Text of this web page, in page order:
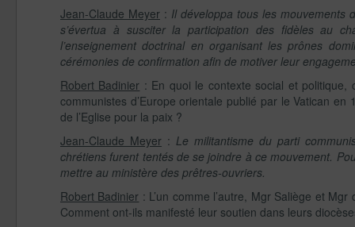
Jean-Claude Meyer : Il développa tous les mouvements
s’évertua à susciter la participation des fidèles au
l’enseignement doctrinal en organisant les prônes
cérémonies de confirmation afin de motiver leur
Robert Badinier : En quoi le contexte social et politique,
communistes d’Europe orientale publié par le Vatican
de l’Eglise pour la paix ?
Jean-Claude Meyer :Le militantisme du parti
chrétiens furent tentés de se joindre à ce mouvement.
mettre au ministère des prêtres-ouvriers.
Robert Badinier : L’un comme l’autre, Mgr Saliège et
Comment ont-ils manifesté leur soutien dans leurs